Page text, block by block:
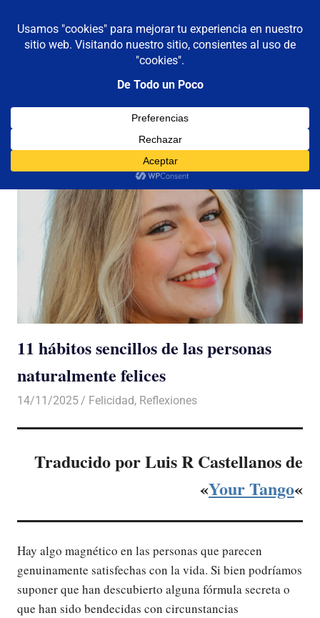
contenido
De todo un poco
Reflexiones,
Viajes
MENÚ
11 hábitos sencillos de las personas
naturalmente felices
14/11/2025 De todo un Poco
Felicidad, Reflexiones
Traducido por Luis R Castellanos de
«Your Tango«
Hay algo magnético en las personas que parecen
genuinamente satisfechas con la vida. Si bien podríamos
suponer que han descubierto alguna fórmula secreta o
que han sido bendecidas con circunstancias